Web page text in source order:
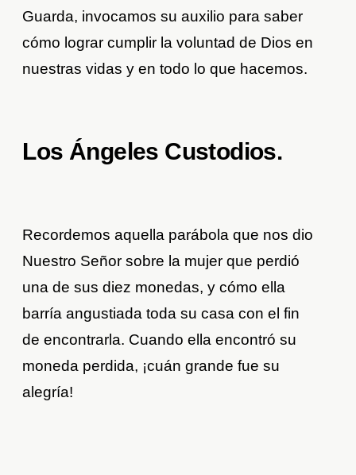
Guarda, invocamos su auxilio para saber
cómo lograr cumplir la voluntad de Dios en
nuestras vidas y en todo lo que hacemos.
Los Ángeles Custodios.
Recordemos aquella parábola que nos dio
Nuestro Señor sobre la mujer que perdió
una de sus diez monedas, y cómo ella
barría angustiada toda su casa con el fin
de encontrarla. Cuando ella encontró su
moneda perdida, ¡cuán grande fue su
alegría!